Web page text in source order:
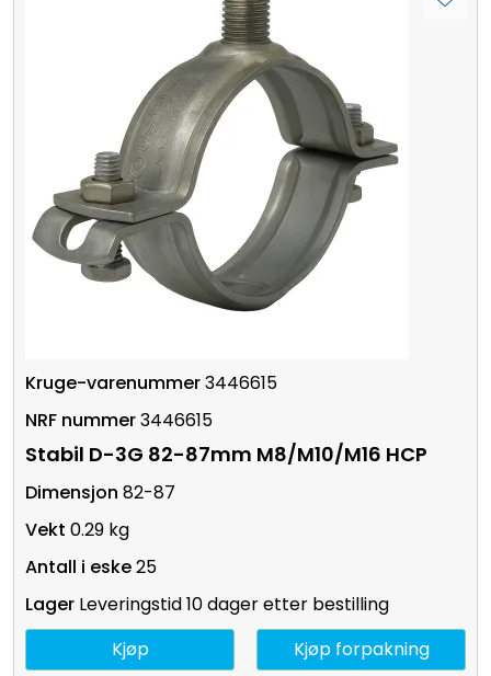
3446615
3446615
Stabil D-3G 82-87mm M8/M10/M16 HCP
82-87
0.29 kg
25
Leveringstid 10 dager etter bestilling
Kjøp Kjøp forpakning